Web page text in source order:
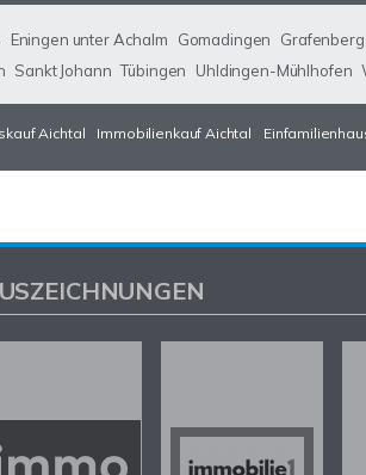
Eningen unter Achalm Gomadingen Grafenberg
Sankt Johann Tübingen Uhldingen-Mühlhofen
Aichtal Immobilienkauf Aichtal